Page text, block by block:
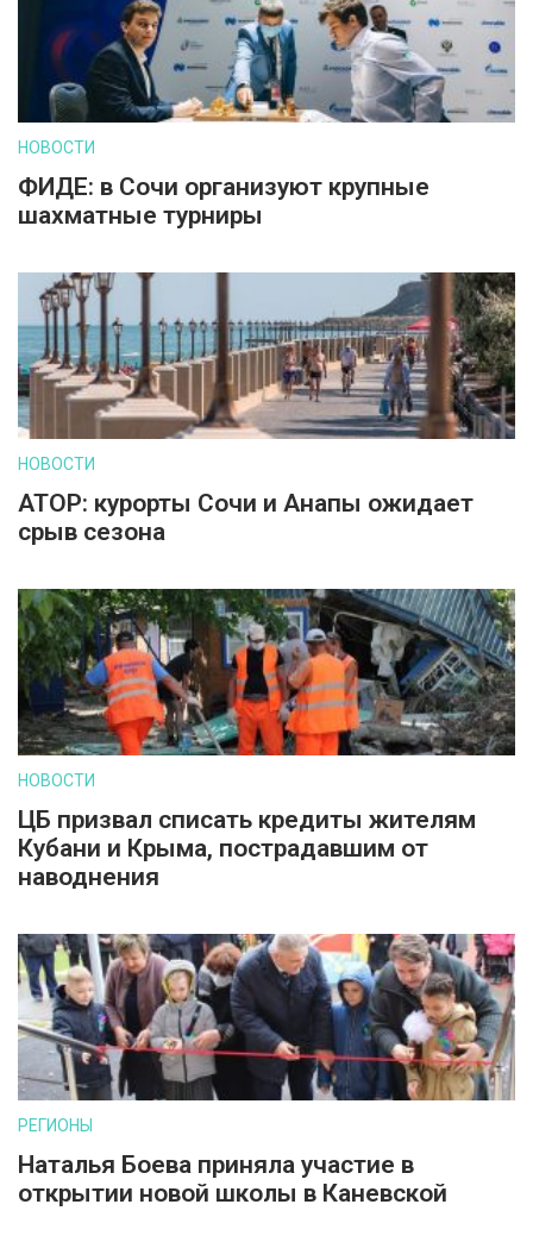
НОВОСТИ
ФИДЕ: в Сочи организуют крупные
шахматные турниры
НОВОСТИ
АТОР: курорты Сочи и Анапы ожидает
срыв сезона
НОВОСТИ
ЦБ призвал списать кредиты жителям
Кубани и Крыма, пострадавшим от
наводнения
РЕГИОНЫ
Наталья Боева приняла участие в
открытии новой школы в Каневской